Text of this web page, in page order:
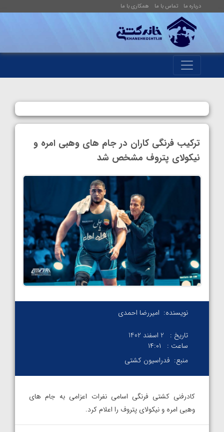
درباره ما تماس با ما همکاری با ما
ترکیب فرنگی کاران در جام های وهبی امره و
نیکولای پتروف مشخص شد
نویسنده: امیررضا احمدی
تاریخ :
2 اسفند 1402
ساعت :
۱۴:۰۱
منبع: فدراسیون کشتی
کادرفنی کشتی فرنگی اسامی نفرات اعزامی به جام های
وهبی امره و نیکولای پتروف را اعلام کرد.